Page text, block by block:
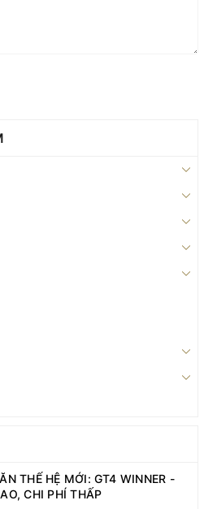
THẾ HỆ MỚI: GT4 WINNER -
CHI PHÍ THẤP